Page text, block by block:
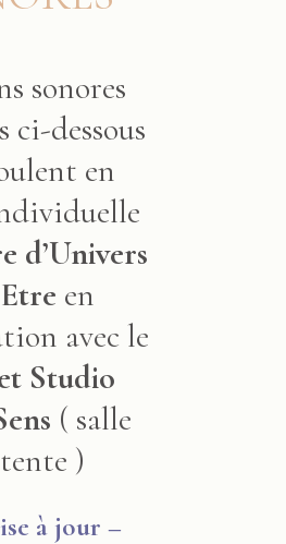
sonores
ci-dessous
en
d’Univers
en
avec le
Studio
( salle
)
à jour –